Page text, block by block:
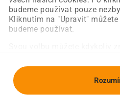
budeme používat pouze
Kliknutím na "Upravit"
budeme používat.
Obnovit stránku